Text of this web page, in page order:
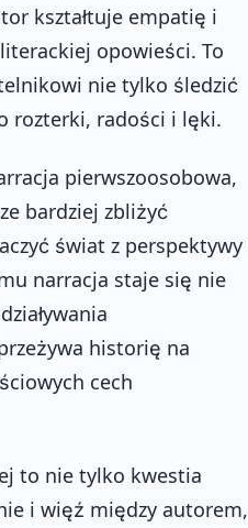
kształtuje empatię i
opowieści. To
nie tylko śledzić
rozterki, radości i lęki.
pierwszoosobowa,
bardziej zbliżyć
świat z perspektywy
narracja staje się nie
historię na
cech
to nie tylko kwestia
i więź między autorem,